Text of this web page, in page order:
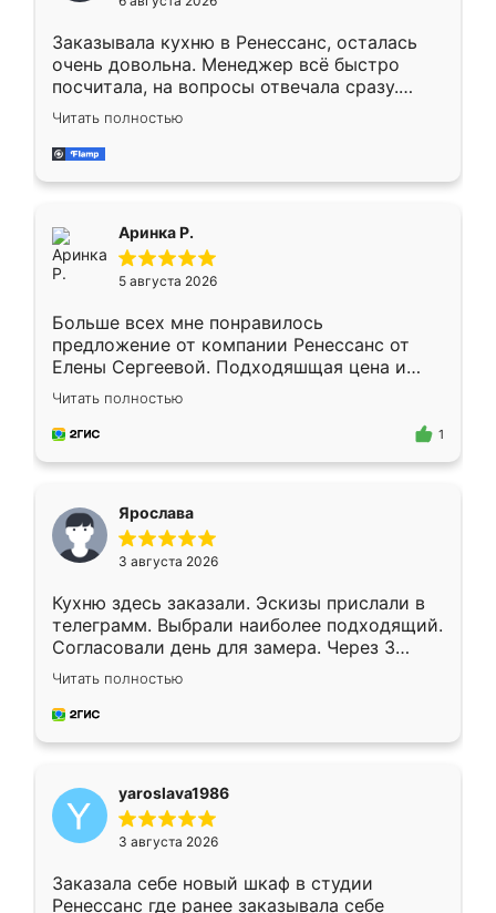
мебели буду заказывать только здесь.
Заказывала кухню в Ренессанс, осталась
очень довольна. Менеджер всё быстро
посчитала, на вопросы отвечала сразу.
Замерщик приехал в субботу, подошёл к
делу со всей ответственностью. Собрали
за день, ребята работали аккуратно, даже
Читать полностью
Аринка Р.
5 августа 2026
Больше всех мне понравилось
предложение от компании Ренессанс от
Елены Сергеевой. Подходяшщая цена и
короткие сроки изготовления. Приехавший
для замера сотрудник Владислав
предложил по моему эскизу самый
Читать полностью
1
Ярослава
3 августа 2026
Кухню здесь заказали. Эскизы прислали в
телеграмм. Выбрали наиболее подходящий.
Согласовали день для замера. Через 3
недели кухня была уже готова. Остались
довольны работой. Спасибо Ренессанс
мебель за качественную работу!
Читать полностью
yaroslava1986
3 августа 2026
Заказала себе новый шкаф в студии
Ренессанс где ранее заказывала себе